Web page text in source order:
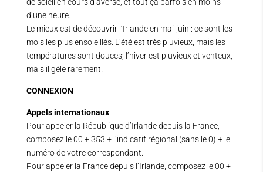
d’une heure.
Le mieux est de découvrir l’Irlande en mai-juin : ce sont les
mois les plus ensoleillés. L’été est très pluvieux, mais les
températures sont douces; l’hiver est pluvieux et venteux,
mais il gèle rarement.
CONNEXION
Appels internationaux
Pour appeler la République d’Irlande depuis la France,
composez le 00 + 353 + l’indicatif régional (sans le 0) + le
numéro de votre correspondant.
Pour appeler la France depuis l’Irlande, composez le 00 +